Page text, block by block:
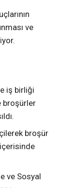
ve
iş birliği
broşürler
broşür
içerisinde
ve Sosyal